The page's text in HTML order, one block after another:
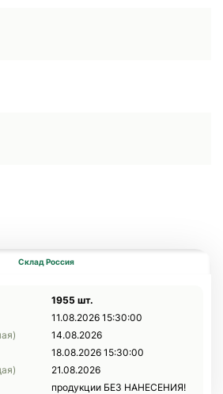
Склад Россия
1955 шт.
11.08.2026 15:30:00
14.08.2026
18.08.2026 15:30:00
21.08.2026
продукции БЕЗ НАНЕСЕНИЯ!